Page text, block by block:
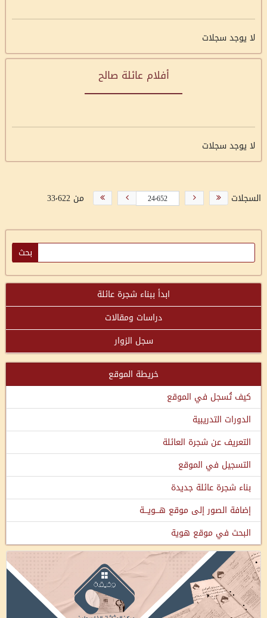
لا يوجد سجلات
أفلام عائلة صالح
لا يوجد سجلات
السجلات من 33٬622
ابدأ ببناء شجرة عائلة
دراسات ومقالات
سجل الزوار
خريطة الموقع
كيف تُسجل في الموقع
الدورات التدريبية
التعريف عن شجرة العائلة
التسجيل في الموقع
بناء شجرة عائلة جديدة
إضافة الصور إلى موقع هـــويـــة
البحث في موقع هوية